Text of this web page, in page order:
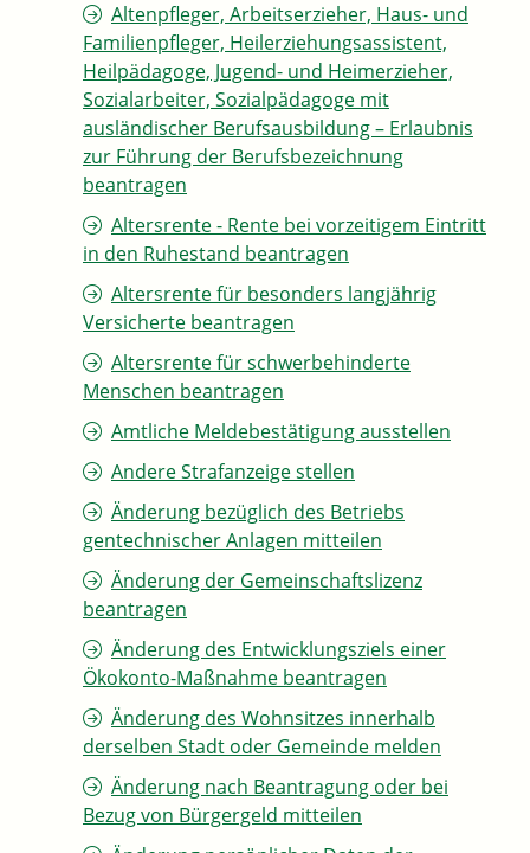
Altenpfleger, Arbeitserzieher, Haus- und
Familienpfleger, Heilerziehungsassistent,
Heilpädagoge, Jugend- und Heimerzieher,
Sozialarbeiter, Sozialpädagoge mit
ausländischer Berufsausbildung – Erlaubnis
zur Führung der Berufsbezeichnung
beantragen
Altersrente - Rente bei vorzeitigem Eintritt
in den Ruhestand beantragen
Altersrente für besonders langjährig
Versicherte beantragen
Altersrente für schwerbehinderte
Menschen beantragen
Amtliche Meldebestätigung ausstellen
Andere Strafanzeige stellen
Änderung bezüglich des Betriebs
gentechnischer Anlagen mitteilen
Änderung der Gemeinschaftslizenz
beantragen
Änderung des Entwicklungsziels einer
Ökokonto-Maßnahme beantragen
Änderung des Wohnsitzes innerhalb
derselben Stadt oder Gemeinde melden
Änderung nach Beantragung oder bei
Bezug von Bürgergeld mitteilen